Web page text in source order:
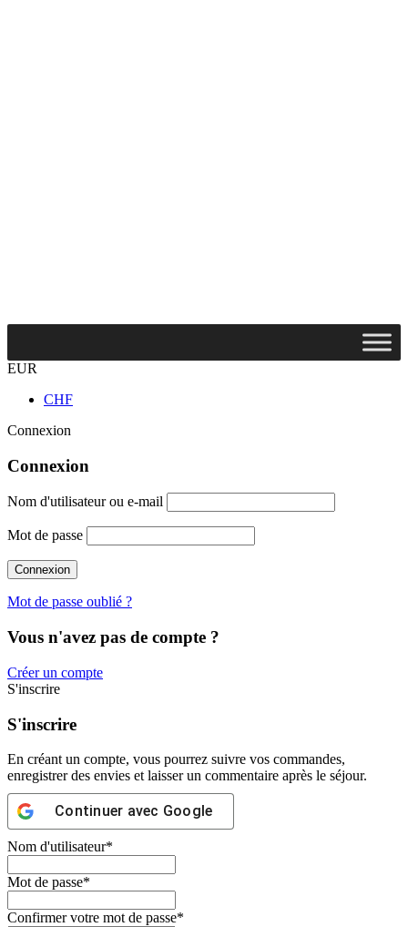
EUR
CHF
Connexion
Connexion
Nom d'utilisateur ou e-mail
Mot de passe
Mot de passe oublié ?
Vous n'avez pas de compte ?
Créer un compte
S'inscrire
S'inscrire
En créant un compte, vous pourrez suivre vos commandes,
enregistrer des envies et laisser un commentaire après le séjour.
Continuer avec Google
Nom d'utilisateur*
Mot de passe*
Confirmer votre mot de passe*